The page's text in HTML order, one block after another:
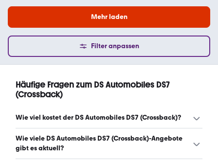
Mehr laden
Filter anpassen
Häufige Fragen zum DS Automobiles DS7
(Crossback)
Wie viel kostet der DS Automobiles DS7 (Crossback)?
Ein guter Preis für einen DS Automobiles DS7 (Crossback)
liegt zwischen 17.499 € und 21.900 €. (Stand: 9.8.2026)
Wie viele DS Automobiles DS7 (Crossback)-Angebote
gibt es aktuell?